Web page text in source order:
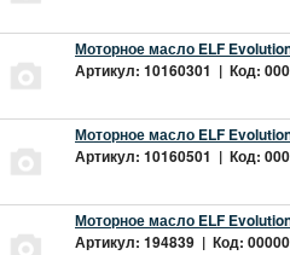
Моторное масло ELF
Артикул: 10160301 | Код:
Моторное масло ELF
Артикул: 10160501 | Код:
Моторное масло ELF
Артикул: 194839 | Код: